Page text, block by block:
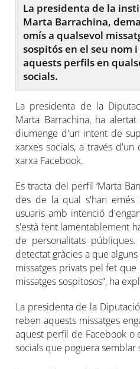
La presidenta de la
Marta Barrachina,
omís a qualsevol
sospitós en el seu nom
aquests perfils en
socials.
La presidenta de la
Marta Barrachina, ha
diumenge d'un intent de
xarxes socials, a través
xarxa Facebook.
Es tracta del perfil ‘Marta
des de la qual s'han emés
usuaris amb intenció
s'està fent lamentablement
de personalitats
detectat gràcies a que
missatges privats pel fet
missatges sospitosos”, ha
La presidenta de la
reben aquests missatges
aquest perfil de Facebook o
socials que poguera semblar